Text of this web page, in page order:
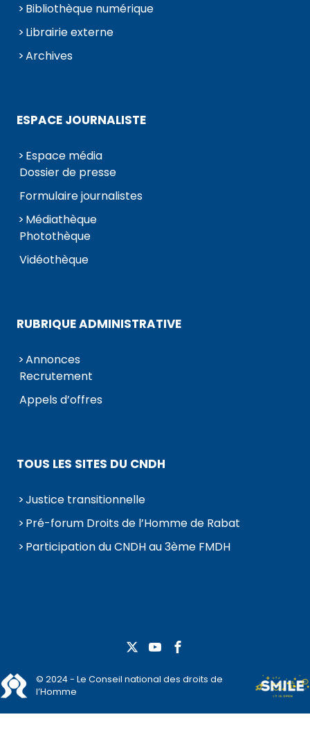
Bibliothèque numérique
Librairie externe
Archives
ESPACE JOURNALISTE
Espace média
Dossier de presse
Formulaire journalistes
Médiathèque
Photothèque
Vidéothèque
RUBRIQUE ADMINISTRATIVE
Annonces
Recrutement
Appels d’offres
TOUS LES SITES DU CNDH
Justice transitionnelle
Pré-forum Droits de l’Homme de Rabat
Participation du CNDH au 3ème FMDH
© 2024 - Le Conseil national des droits de
l’Homme